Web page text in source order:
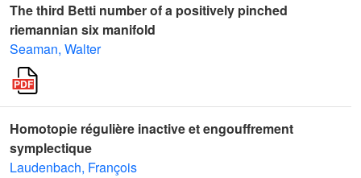
The third Betti number of a positively pinched
riemannian six manifold
Seaman, Walter
Homotopie régulière inactive et engouffrement
symplectique
Laudenbach, François